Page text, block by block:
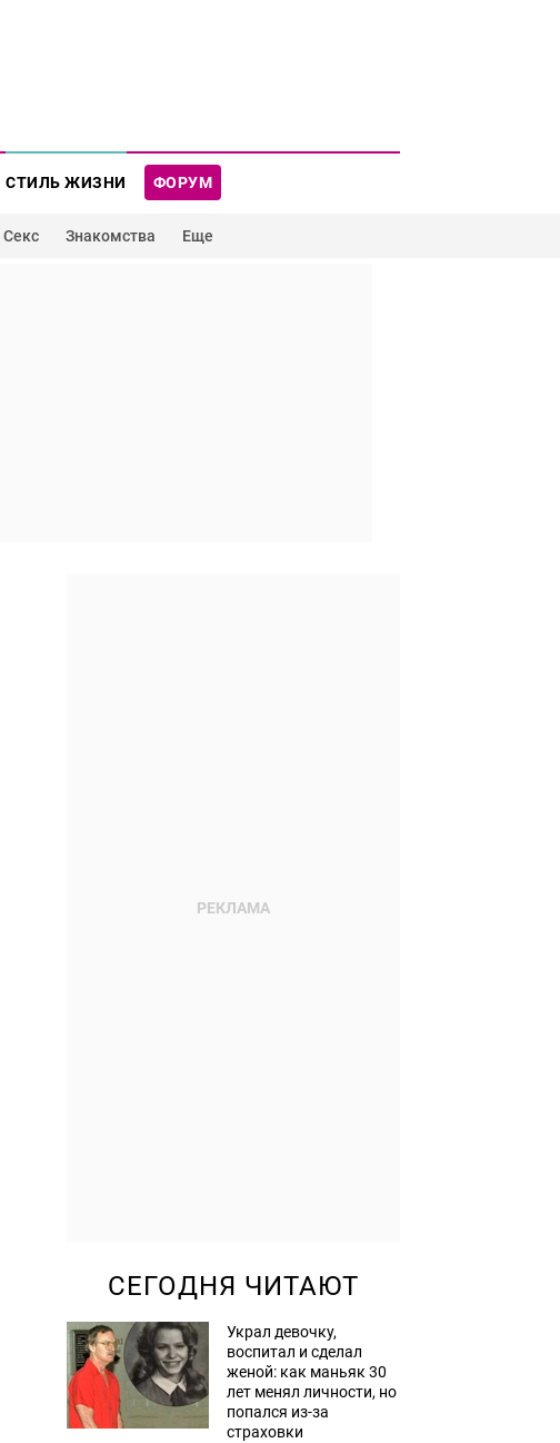
ФОРУМ
СТИЛЬ ЖИЗНИ
Секс Знакомства Еще
СЕГОДНЯ ЧИТАЮТ
Украл девочку,
воспитал и сделал
женой: как маньяк 30
лет менял личности, но
попался из-за
страховки